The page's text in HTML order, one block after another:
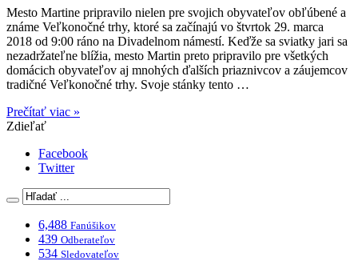
Mesto Martine pripravilo nielen pre svojich obyvateľov obľúbené a
známe Veľkonočné trhy, ktoré sa začínajú vo štvrtok 29. marca
2018 od 9:00 ráno na Divadelnom námestí. Keďže sa sviatky jari sa
nezadržateľne blížia, mesto Martin preto pripravilo pre všetkých
domácich obyvateľov aj mnohých ďalších priaznivcov a záujemcov
tradičné Veľkonočné trhy. Svoje stánky tento …
Prečítať viac »
Zdieľať
Facebook
Twitter
6,488 Fanúšikov
439 Odberateľov
534 Sledovateľov